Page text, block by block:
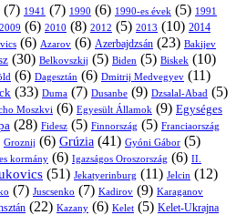
(7) 1941 (7) 1990 (6) 1990-es évek (5) 1991
2009 (6) 2010 (8) 2012 (5) 2013 (10) 2014
(6) Azarov (6) Azerbajdzsán (23) Bakijev
(30) Belkovszkij (5) Biden (5) Biskek (10)
(6) Dagesztán (6) Dmitrij Medvegyev (11)
(33) Duma (7) Dusanbe (9) Dzsalal-Abad (5)
Moszkvi (6) Egyesült Államok (9) Egységes
(28) Fidesz (5) Finnország (5) Franciaország
Groznij (6) Grúzia (41) Gyóni Gábor (5)
kormány (6) Igazságos Oroszország (6) II.
(51) Jekatyerinburg (11) Jelcin (12)
(7) Juscsenko (7) Kadirov (9) Karaganov
(22) Kazany (6) Kelet (5) Kelet-Ukrajna